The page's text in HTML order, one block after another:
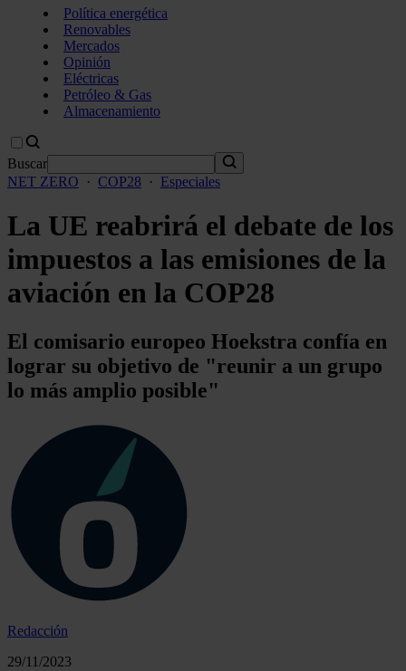
Política energética
Renovables
Mercados
Opinión
Eléctricas
Petróleo & Gas
Almacenamiento
Buscar
NET ZERO
· COP28 · Especiales
La UE reabrirá el debate de los
impuestos a las emisiones de la
aviación en la COP28
El comisario europeo Hoekstra confía en
lograr su objetivo de "reunir a un grupo
lo más amplio posible"
Redacción
29/11/2023